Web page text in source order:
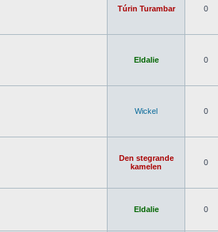
Túrin Turambar 0
Eldalie 0
Wickel 0
Den stegrande
kamelen
0
Eldalie 0